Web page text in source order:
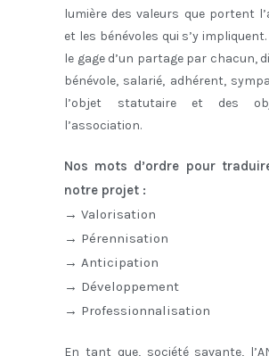
lumière des valeurs que portent
et les bénévoles qui s’y impliquent.
le gage d’un partage par chacun,
bénévole, salarié, adhérent,
l’objet statutaire et des
l’association.
Nos mots d’ordre pour
notre projet :
→ Valorisation
→ Pérennisation
→ Anticipation
→ Développement
→ Professionnalisation
En tant que, société savante,